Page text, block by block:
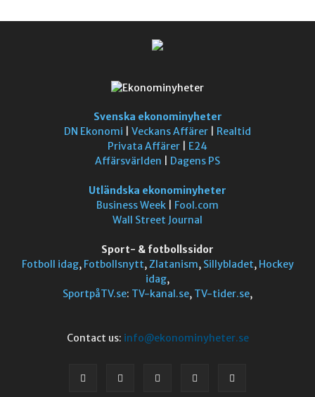
Svenska ekonominyheter
DN Ekonomi
Veckans Affärer
Realtid
Privata Affärer
E24
Affärsvärlden
Dagens PS
Utländska ekonominyheter
Business Week
Fool.com
Wall Street Journal
Sport- & fotbollssidor
Fotboll idag, Fotbollsnytt,Zlatanism, Sillybladet, Hockey
idag,
SportpåTV.se: TV-kanal.se, TV-tider.se,
Contact us: info@ekonominyheter.se